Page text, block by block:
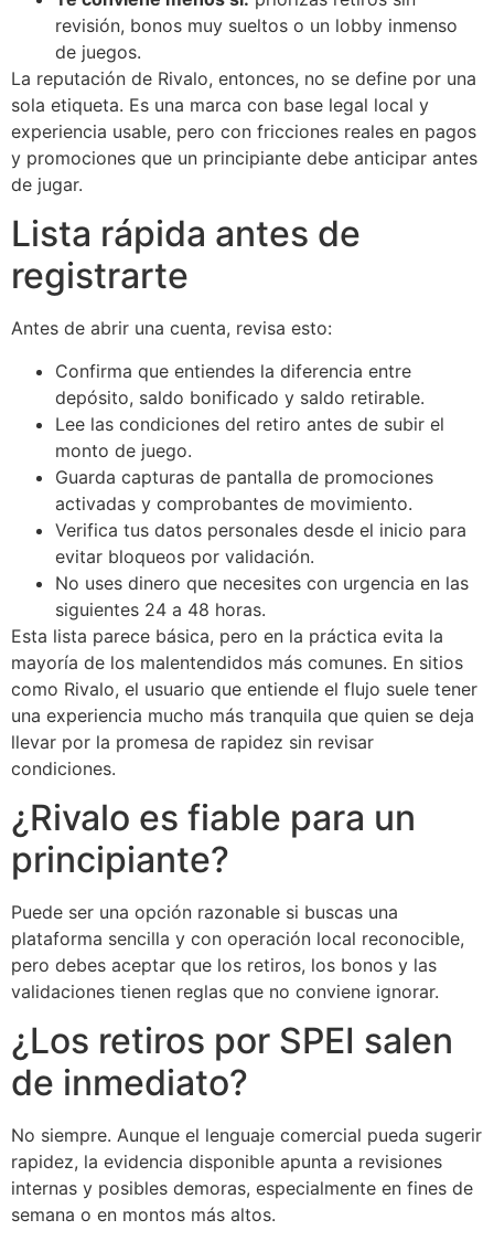
revisión, bonos muy sueltos o un lobby inmenso
de juegos.
La reputación de Rivalo, entonces, no se define por una
sola etiqueta. Es una marca con base legal local y
experiencia usable, pero con fricciones reales en pagos
y promociones que un principiante debe anticipar antes
de jugar.
Lista rápida antes de
registrarte
Antes de abrir una cuenta, revisa esto:
Confirma que entiendes la diferencia entre
depósito, saldo bonificado y saldo retirable.
Lee las condiciones del retiro antes de subir el
monto de juego.
Guarda capturas de pantalla de promociones
activadas y comprobantes de movimiento.
Verifica tus datos personales desde el inicio para
evitar bloqueos por validación.
No uses dinero que necesites con urgencia en las
siguientes 24 a 48 horas.
Esta lista parece básica, pero en la práctica evita la
mayoría de los malentendidos más comunes. En sitios
como Rivalo, el usuario que entiende el flujo suele tener
una experiencia mucho más tranquila que quien se deja
llevar por la promesa de rapidez sin revisar
condiciones.
¿Rivalo es fiable para un
principiante?
Puede ser una opción razonable si buscas una
plataforma sencilla y con operación local reconocible,
pero debes aceptar que los retiros, los bonos y las
validaciones tienen reglas que no conviene ignorar.
¿Los retiros por SPEI salen
de inmediato?
No siempre. Aunque el lenguaje comercial pueda sugerir
rapidez, la evidencia disponible apunta a revisiones
internas y posibles demoras, especialmente en fines de
semana o en montos más altos.